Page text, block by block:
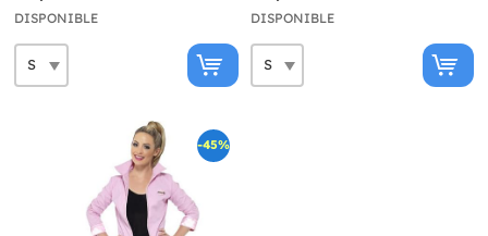
DISPONIBLE DISPONIBLE
-45%